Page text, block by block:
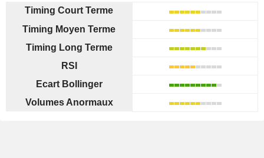
Timing Court Terme
Timing Moyen Terme
Timing Long Terme
RSI
Ecart Bollinger
Volumes Anormaux